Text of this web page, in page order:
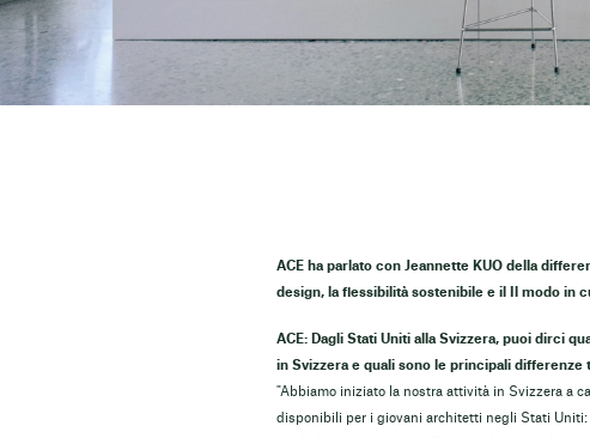
ACE ha parlato con Jeannette KUO della
design, la flessibilità sostenibile e il
Il modo in
ACE: Dagli Stati Uniti alla Svizzera, puoi dirci
in Svizzera e quali sono le principali differenze
"Abbiamo iniziato la nostra attività in Svizzera a
disponibili per i giovani architetti negli Stati Uniti: